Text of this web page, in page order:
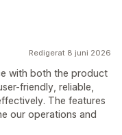
Redigerat 8 juni 2026
with both the product
friendly, reliable,
The features
our operations and